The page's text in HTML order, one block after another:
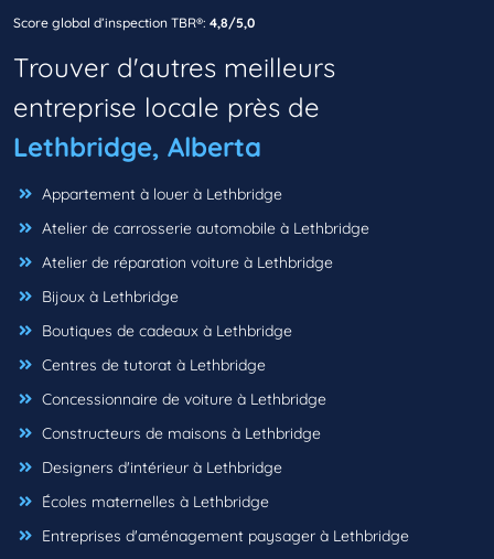
Score global d’inspection TBR®: 4,8/5,0
Trouver d'autres meilleurs
entreprise locale près de
Lethbridge, Alberta
Appartement à louer à Lethbridge
Atelier de carrosserie automobile à Lethbridge
Atelier de réparation voiture à Lethbridge
Bijoux à Lethbridge
Boutiques de cadeaux à Lethbridge
Centres de tutorat à Lethbridge
Concessionnaire de voiture à Lethbridge
Constructeurs de maisons à Lethbridge
Designers d'intérieur à Lethbridge
Écoles maternelles à Lethbridge
Entreprises d'aménagement paysager à Lethbridge